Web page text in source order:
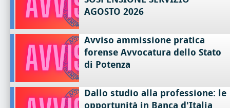
AGOSTO 2026
Avviso ammissione pratica
forense Avvocatura dello Stato
di Potenza
Dallo studio alla professione: le
opportunità in Banca d'Italia